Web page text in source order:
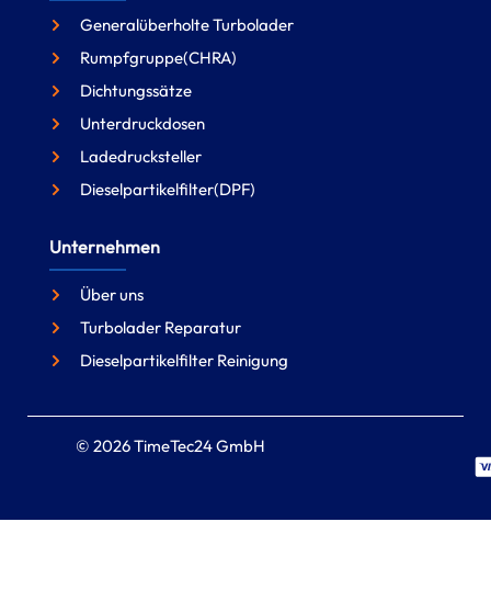
Generalüberholte Turbolader
Rumpfgruppe(CHRA)
Dichtungssätze
Unterdruckdosen
Ladedrucksteller
Dieselpartikelfilter(DPF)
Unternehmen
Über uns
Turbolader Reparatur
Dieselpartikelfilter Reinigung
© 2026 TimeTec24 GmbH